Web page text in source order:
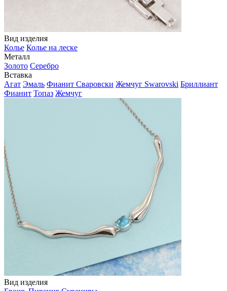
Вид изделия
Колье Колье на леске
Металл
Золото Серебро
Вставка
Агат Эмаль Фианит Сваровски Жемчуг Swarovski Бриллиант
Фианит Топаз Жемчуг
Вид изделия